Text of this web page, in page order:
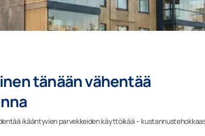
tänään vähentää
ikääntyvien parvekkeiden käyttöikää –